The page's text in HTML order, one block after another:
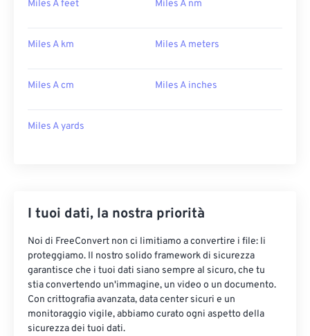
Miles A feet Miles A nm
Miles A km Miles A meters
Miles A cm Miles A inches
Miles A yards
I tuoi dati, la nostra priorità
Noi di FreeConvert non ci limitiamo a convertire i file: li
proteggiamo. Il nostro solido framework di sicurezza
garantisce che i tuoi dati siano sempre al sicuro, che tu
stia convertendo un'immagine, un video o un documento.
Con crittografia avanzata, data center sicuri e un
monitoraggio vigile, abbiamo curato ogni aspetto della
sicurezza dei tuoi dati.